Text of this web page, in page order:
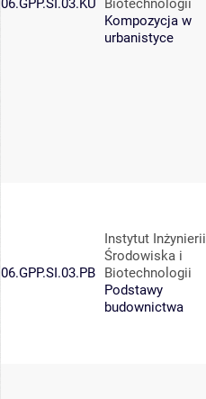
06.GPP.SI.03.KU
Biotechnologii
Kompozycja w
urbanistyce
06.GPP.SI.03.PB
Instytut Inżynierii
Środowiska i
Biotechnologii
Podstawy
budownictwa